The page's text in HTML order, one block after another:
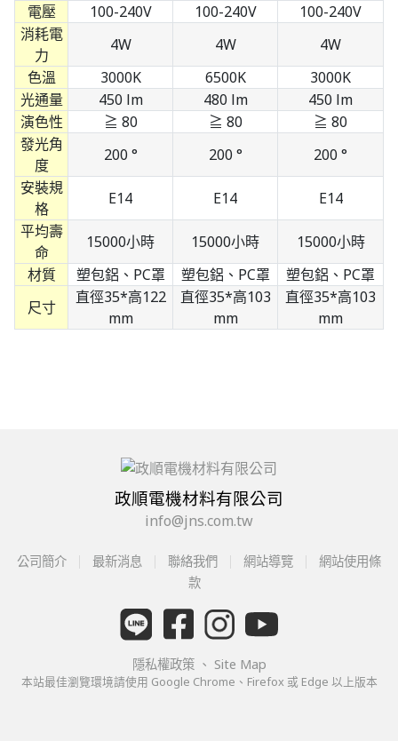
電壓
100-240V 100-240V
100-240V
消耗電
力
4W 4W
4W
色溫
3000K 6500K
3000K
光通量
450 lm 480 lm
450 lm
演色性
≧ 80 ≧ 80
≧ 80
發光角
度
200 ° 200 °
200 °
安裝規
格
E14 E14
E14
平均壽
命
15000小時 15000小時
15000小時
材質
塑包鋁、PC罩 塑包鋁、PC罩
塑包鋁、PC罩
尺寸
直徑35*高122
mm
直徑35*高103
mm
直徑35*高103
mm
政順電機材料有限公司
info@jns.com.tw
公司簡介 最新消息 聯絡我們 網站導覽
網站使用條
款
隱私權政策 、 Site Map
本站最佳瀏覽環境請使用 Google Chrome、Firefox 或 Edge 以上版本